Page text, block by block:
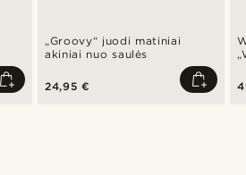
„Groovy“ juodi matiniai
akiniai nuo saulės
24,95 €